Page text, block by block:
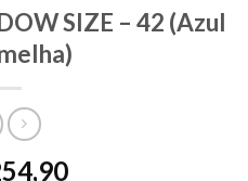
SIZE – 42 (Azul